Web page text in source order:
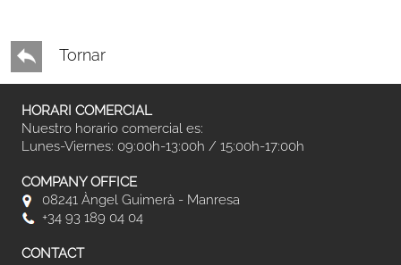
Tornar
HORARI COMERCIAL
Nuestro horario comercial es:
Lunes-Viernes: 09:00h-13:00h / 15:00h-17:00h
COMPANY OFFICE
08241 Àngel Guimerà - Manresa
+34 93 189 04 04
CONTACT